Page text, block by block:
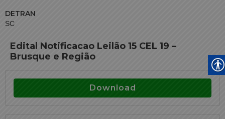
DETRAN
SC
Edital Notificacao Leilão 15 CEL 19 –
Brusque e Região
Download